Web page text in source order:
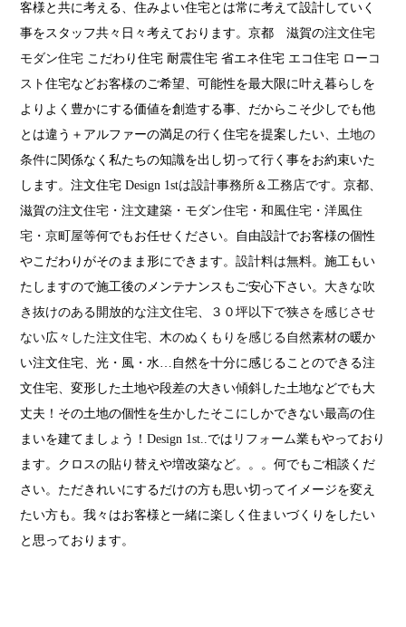
客様と共に考える、住みよい住宅とは常に考えて設計していく
事をスタッフ共々日々考えております。京都 滋賀の注文住宅
モダン住宅 こだわり住宅 耐震住宅 省エネ住宅 エコ住宅 ローコ
スト住宅などお客様のご希望、可能性を最大限に叶え暮らしを
よりよく豊かにする価値を創造する事、だからこそ少しでも他
とは違う＋アルファーの満足の行く住宅を提案したい、土地の
条件に関係なく私たちの知識を出し切って行く事をお約束いた
します。注文住宅 Design 1stは設計事務所＆工務店です。京都、
滋賀の注文住宅・注文建築・モダン住宅・和風住宅・洋風住
宅・京町屋等何でもお任せください。自由設計でお客様の個性
やこだわりがそのまま形にできます。設計料は無料。施工もい
たしますので施工後のメンテナンスもご安心下さい。 大きな吹
き抜けのある開放的な注文住宅、
３０坪以下で狭さを感じさせ
ない広々した注文住宅、木のぬくもりを感じる自然素材の暖か
い注文住宅、光・風・水…自然を十分に感じることのできる注
文住宅、変形した土地や段差の大きい傾斜した土地などでも大
丈夫！その土地の個性を生かしたそこにしかできない最高の住
まいを建てましょう！Design 1st..では リフォーム業もやっており
ます。クロスの貼り替えや増改築など。。。何でもご相談くだ
さい。ただきれいにするだけの方も思い切ってイメージを変え
たい方も。我々はお客様と一緒に楽しく住まいづくりをしたい
と思っております。